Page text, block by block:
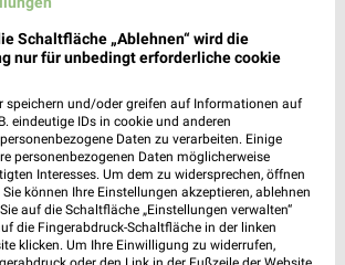
Stuhr
1-4
09:00 - 19:00 Uhr | Geöffnet
km
Stuhr-Groß-Mackenstedt
Weg 23
Schaltfläche „Ablehnen“ wird die
nur für unbedingt erforderliche cookie
speichern und/oder greifen auf Informationen auf
eindeutige IDs in cookie und anderen
Daten zu verarbeiten. Einige
personenbezogenen Daten möglicherweise
Interesses. Um dem zu widersprechen, öffnen
Sie können Ihre Einstellungen akzeptieren, ablehnen
auf die Schaltfläche „Einstellungen verwalten“
die Fingerabdruck-Schaltfläche in der linken
klicken. Um Ihre Einwilligung zu widerrufen,